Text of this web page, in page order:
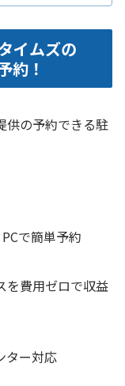
イムズの
約！
供の予約できる駐
で簡単予約
を費用ゼロで収益
ター対応